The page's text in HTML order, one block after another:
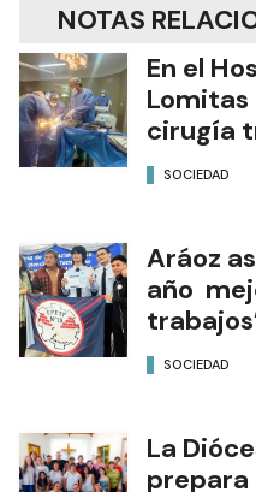
NOTAS
En el
Lomitas
cirugía
SOCIEDAD
Aráoz
año
SOCIEDAD
La
prepara